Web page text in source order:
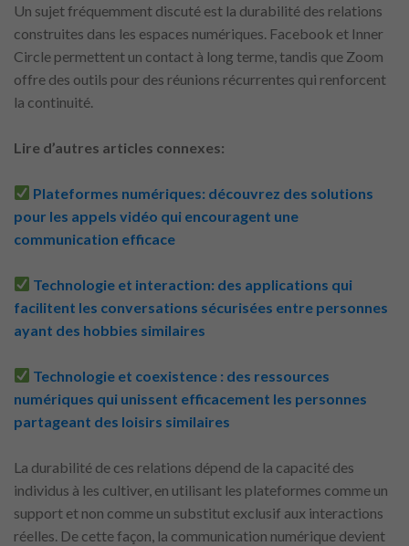
Un sujet fréquemment discuté est la durabilité des relations
construites dans les espaces numériques. Facebook et Inner
Circle permettent un contact à long terme, tandis que Zoom
offre des outils pour des réunions récurrentes qui renforcent
la continuité.
Lire d’autres articles connexes:
Plateformes numériques: découvrez des solutions
pour les appels vidéo qui encouragent une
communication efficace
Technologie et interaction: des applications qui
facilitent les conversations sécurisées entre personnes
ayant des hobbies similaires
Technologie et coexistence : des ressources
numériques qui unissent efficacement les personnes
partageant des loisirs similaires
La durabilité de ces relations dépend de la capacité des
individus à les cultiver, en utilisant les plateformes comme un
support et non comme un substitut exclusif aux interactions
réelles. De cette façon, la communication numérique devient